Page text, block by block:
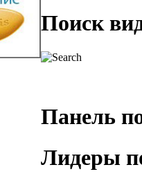
Поиск
Панель
Лидеры